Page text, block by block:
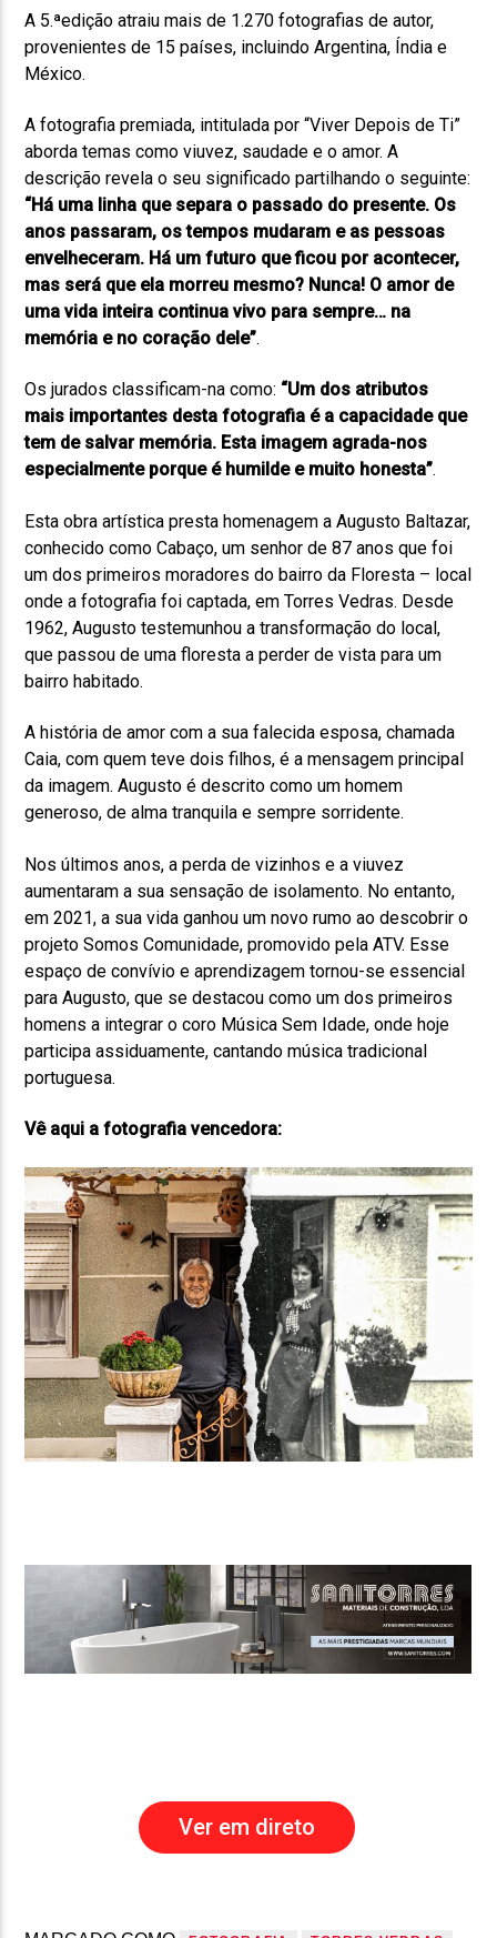
A 5.ªedição atraiu mais de 1.270 fotografias de autor,
provenientes de 15 países, incluindo Argentina, Índia e
México.
A fotografia premiada, intitulada por “Viver Depois de Ti”
aborda temas como viuvez, saudade e o amor. A
descrição revela o seu significado partilhando o seguinte:
“Há uma linha que separa o passado do presente. Os
anos passaram, os tempos mudaram e as pessoas
envelheceram. Há um futuro que ficou por acontecer,
mas será que ela morreu mesmo? Nunca! O amor de
uma vida inteira continua vivo para sempre… na
memória e no coração dele”.
Os jurados classificam-na como: “Um dos atributos
mais importantes desta fotografia é a capacidade que
tem de salvar memória. Esta imagem agrada-nos
especialmente porque é humilde e muito honesta”.
Esta obra artística presta homenagem a Augusto Baltazar,
conhecido como Cabaço, um senhor de 87 anos que foi
um dos primeiros moradores do bairro da Floresta – local
onde a fotografia foi captada, em Torres Vedras. Desde
1962, Augusto testemunhou a transformação do local,
que passou de uma floresta a perder de vista para um
bairro habitado.
A história de amor com a sua falecida esposa, chamada
Caia, com quem teve dois filhos, é a mensagem principal
da imagem. Augusto é descrito como um homem
generoso, de alma tranquila e sempre sorridente.
Nos últimos anos, a perda de vizinhos e a viuvez
aumentaram a sua sensação de isolamento. No entanto,
em 2021, a sua vida ganhou um novo rumo ao descobrir o
projeto Somos Comunidade, promovido pela ATV. Esse
espaço de convívio e aprendizagem tornou-se essencial
para Augusto, que se destacou como um dos primeiros
homens a integrar o coro Música Sem Idade, onde hoje
participa assiduamente, cantando música tradicional
portuguesa.
Vê aqui a fotografia vencedora:
Ver em direto